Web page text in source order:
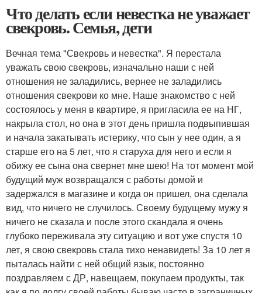
Что делать если невестка не уважает
свекровь. Семья, дети
Вечная тема "Свекровь и невестка". Я перестала
уважать свою свекровь, изначально наши с ней
отношения не заладились, вернее не заладились
отношения свекрови ко мне. Наше знакомство с ней
состоялось у меня в квартире, я пригласила ее на НГ,
накрыла стол, но она в этот день пришла подвыпившая
и начала закатывать истерику, что сын у нее один, а я
старше его на 5 лет, что я старуха для него и если я
обижу ее сына она свернет мне шею! На тот момент мой
будущий муж возвращался с работы домой и
задержался в магазине и когда он пришел, она сделала
вид, что ничего не случилось. Своему будущему мужу я
ничего не сказала и после этого скандала я очень
глубоко переживала эту ситуацию и вот уже спустя 10
лет, я свою свекровь стала тихо ненавидеть! За 10 лет я
пыталась найти с ней общий язык, постоянно
поздравляем с ДР, навещаем, покупаем продукты, так